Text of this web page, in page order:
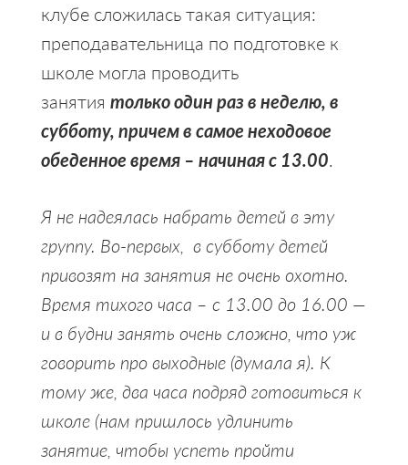
клубе сложилась такая ситуация:
преподавательница по подготовке к
школе могла проводить
занятия только один раз в неделю, в
субботу, причем в самое неходовое
обеденное время – начиная с 13.00.
Я не надеялась набрать детей в эту
группу. Во-первых, в субботу детей
привозят на занятия не очень охотно.
Время тихого часа – с 13.00 до 16.00 —
и в будни занять очень сложно, что уж
говорить про выходные (думала я). К
тому же, два часа подряд готовиться к
школе (нам пришлось удлинить
занятие, чтобы успеть пройти